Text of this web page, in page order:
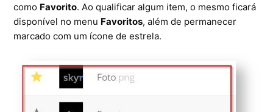
Backup
Skybox
Citrix XenServer Agent
Microsoft 365
como Favorito. Ao qualificar algum item, o mesmo ficará
disponível no menu Favoritos, além de permanecer
marcado com um ícone de estrela.